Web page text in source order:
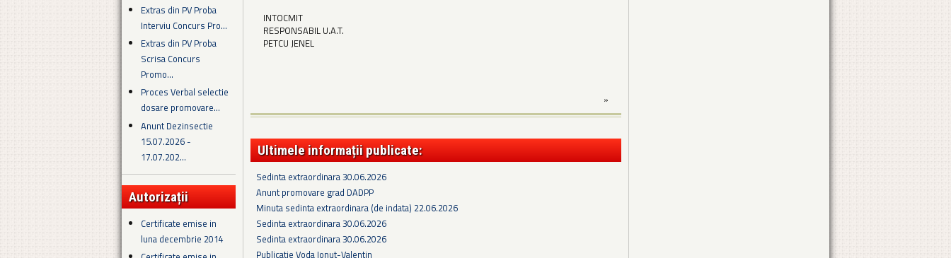
Extras din PV Proba
Interviu Concurs Pro...
Extras din PV Proba
Scrisa Concurs
Promo...
Proces Verbal selectie
dosare promovare...
Anunt Dezinsectie
15.07.2026 -
17.07.202...
Autorizații
Certificate emise in
luna decembrie 2014
INTOCMIT
RESPONSABIL U.A.T.
PETCU JENEL
»
Ultimele informații publicate:
Sedinta extraordinara 30.06.2026
Anunt promovare grad DADPP
Minuta sedinta extraordinara (de indata) 22.06.2026
Sedinta extraordinara 30.06.2026
Sedinta extraordinara 30.06.2026
Publicatie Voda Ionut-Valentin